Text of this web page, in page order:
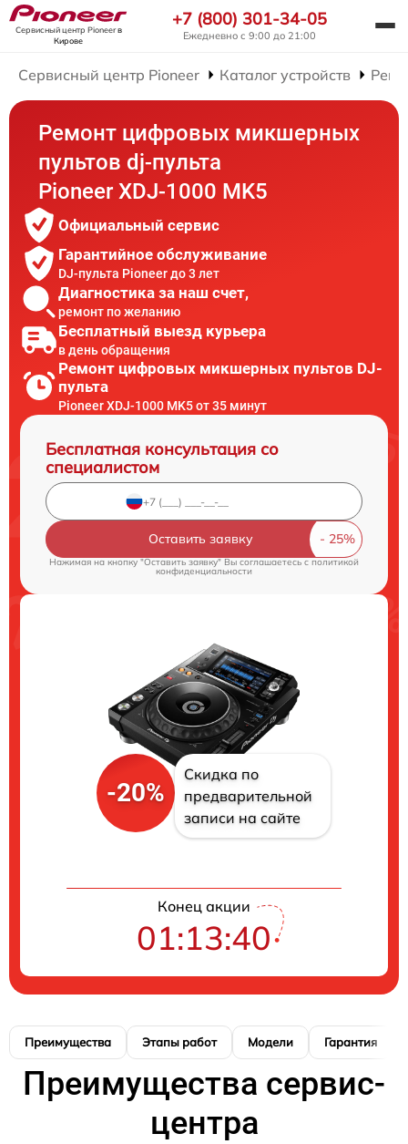
Сервисный центр Pioneerв
Кирове
+7 (800) 301-34-05
Ежедневно с 9:00 до 21:00
Сервисный центр Pioneer Каталог устройств
Ремонт цифровых микшерных
пультов dj-пульта
Pioneer XDJ-1000 MK5
Официальный сервис
Гарантийное обслуживание
DJ-пульта Pioneer до 3 лет
Диагностика за наш счет,
ремонт по желанию
Бесплатный выезд курьера
в день обращения
Ремонт цифровых микшерных пультов DJ-
пульта
Pioneer XDJ-1000 MK5 от 35 минут
Бесплатная консультация со
специалистом
Оставить заявку
Нажимая на кнопку "Оставить заявку" Вы соглашаетесь c политикой
конфиденциальности
-20%
Скидка по
предварительной
записи на сайте
Конец акции
01:13:39
Преимущества Этапы работ Модели Гарантия
Преимущества сервис-
центра